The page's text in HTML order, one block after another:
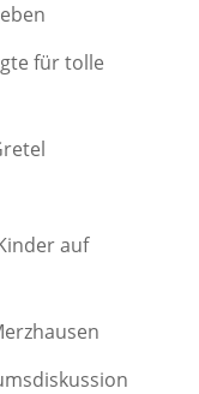
für tolle
auf